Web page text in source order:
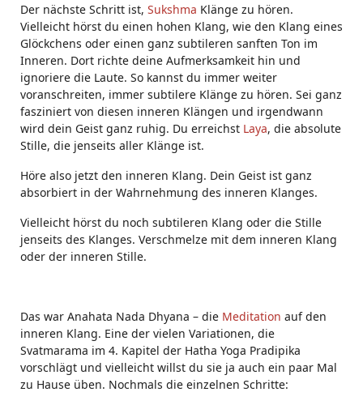
Der nächste Schritt ist, Sukshma Klänge zu hören.
Vielleicht hörst du einen hohen Klang, wie den Klang eines
Glöckchens oder einen ganz subtileren sanften Ton im
Inneren. Dort richte deine Aufmerksamkeit hin und
ignoriere die Laute. So kannst du immer weiter
voranschreiten, immer subtilere Klänge zu hören. Sei ganz
fasziniert von diesen inneren Klängen und irgendwann
wird dein Geist ganz ruhig. Du erreichst Laya, die absolute
Stille, die jenseits aller Klänge ist.
Höre also jetzt den inneren Klang. Dein Geist ist ganz
absorbiert in der Wahrnehmung des inneren Klanges.
Vielleicht hörst du noch subtileren Klang oder die Stille
jenseits des Klanges. Verschmelze mit dem inneren Klang
oder der inneren Stille.
Das war Anahata Nada Dhyana – die Meditation auf den
inneren Klang. Eine der vielen Variationen, die
Svatmarama im 4. Kapitel der Hatha Yoga Pradipika
vorschlägt und vielleicht willst du sie ja auch ein paar Mal
zu Hause üben. Nochmals die einzelnen Schritte: